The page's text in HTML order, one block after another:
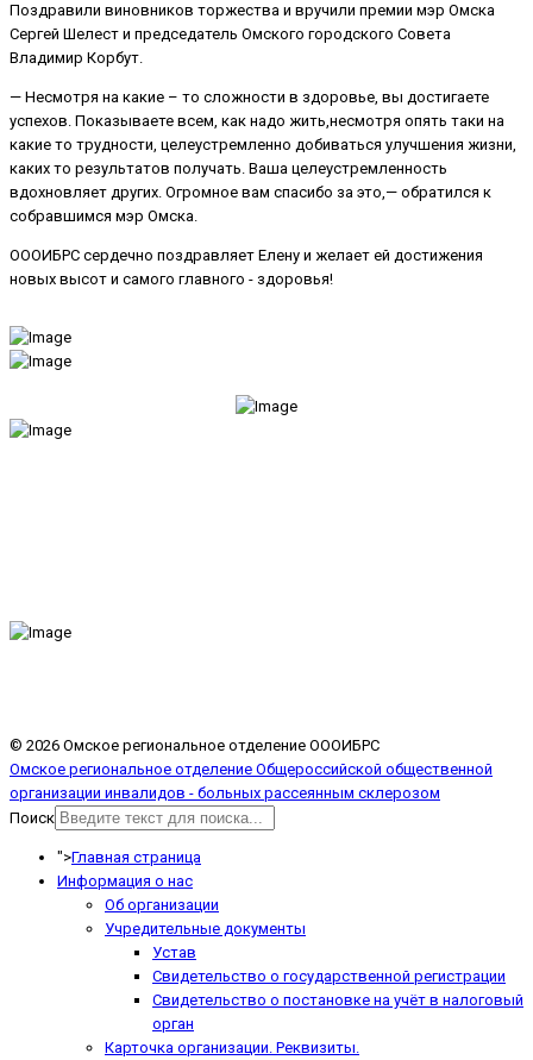
Поздравили виновников торжества и вручили премии мэр Омска
Сергей Шелест и председатель Омского городского Совета
Владимир Корбут.
— Несмотря на какие – то сложности в здоровье, вы достигаете
успехов. Показываете всем, как надо жить,несмотря опять таки на
какие то трудности, целеустремленно добиваться улучшения жизни,
каких то результатов получать. Ваша целеустремленность
вдохновляет других. Огромное вам спасибо за это,— обратился к
собравшимся мэр Омска.
ОООИБРС сердечно поздравляет Елену и желает ей достижения
новых высот и самого главного - здоровья!
© 2026 Омское региональное отделение ОООИБРС
Омское региональное отделение Общероссийской общественной
организации инвалидов - больных рассеянным склерозом
Поиск
">Главная страница
Информация о нас
Об организации
Учредительные документы
Устав
Свидетельство о государственной регистрации
Свидетельство о постановке на учёт в налоговый
орган
Карточка организации. Реквизиты.